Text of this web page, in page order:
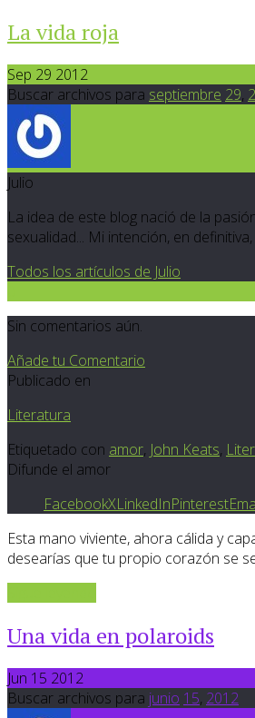
La vida roja
Sep 29 2012
Buscar archivos para septiembre 29,
Julio
La idea de este blog nació de la
sexualidad... Mi intención, en
Todos los artículos de Julio
Sin comentarios aún.
Añade tu Comentario
Publicado en
Literatura
Etiquetado con amor, John Keats,
Difunde el amor
FacebookXLinkedInPinterest
Esta mano viviente, ahora cálida y
desearías que tu propio corazón se
Una vida en polaroids
Jun 15 2012
Buscar archivos para junio 15, 2012